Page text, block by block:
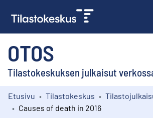
OTOS
Tilastokeskuksen julkaisut
Kokoelmat
Etusivu Tilastokeskus
Causes of death in 2016